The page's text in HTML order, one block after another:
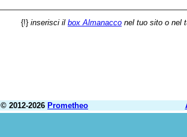
{!} inserisci il box Almanacco nel tuo sito o nel
© 2012-2026 Prometheo